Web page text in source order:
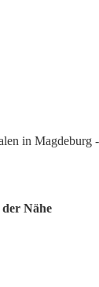
in Magdeburg -
Nähe